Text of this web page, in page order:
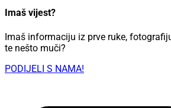
Imaš vijest?
Imaš informaciju iz prve ruke,
te nešto muči?
PODIJELI S NAMA!